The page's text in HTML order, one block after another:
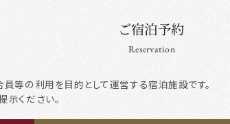
ご宿泊予約
Reservation
の利用を目的として運営する宿泊施設です。
示ください。